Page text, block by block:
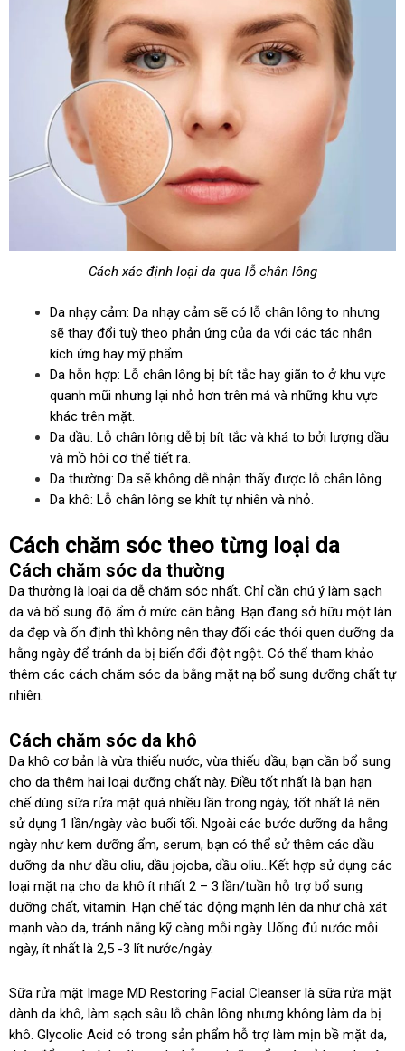
Cách xác định loại da qua lỗ chân lông
Da nhạy cảm: Da nhạy cảm sẽ có lỗ chân lông to nhưng
sẽ thay đổi tuỳ theo phản ứng của da với các tác nhân
kích ứng hay mỹ phẩm.
Da hỗn hợp: Lỗ chân lông bị bít tắc hay giãn to ở khu vực
quanh mũi nhưng lại nhỏ hơn trên má và những khu vực
khác trên mặt.
Da dầu: Lỗ chân lông dễ bị bít tắc và khá to bởi lượng dầu
và mồ hôi cơ thể tiết ra.
Da thường: Da sẽ không dễ nhận thấy được lỗ chân lông.
Da khô: Lỗ chân lông se khít tự nhiên và nhỏ.
Cách chăm sóc theo từng loại da
Cách chăm sóc da thường
Da thường là loại da dễ chăm sóc nhất. Chỉ cần chú ý làm sạch
da và bổ sung độ ẩm ở mức cân bằng. Bạn đang sở hữu một làn
da đẹp và ổn định thì không nên thay đổi các thói quen dưỡng da
hằng ngày để tránh da bị biến đổi đột ngột. Có thể tham khảo
thêm các cách chăm sóc da bằng mặt nạ bổ sung dưỡng chất tự
nhiên.
Cách chăm sóc da khô
Da khô cơ bản là vừa thiếu nước, vừa thiếu dầu, bạn cần bổ sung
cho da thêm hai loại dưỡng chất này. Điều tốt nhất là bạn hạn
chế dùng sữa rửa mặt quá nhiều lần trong ngày, tốt nhất là nên
sử dụng 1 lần/ngày vào buổi tối. Ngoài các bước dưỡng da hằng
ngày như kem dưỡng ẩm, serum, bạn có thể sử thêm các dầu
dưỡng da như dầu oliu, dầu jojoba, dầu oliu…Kết hợp sử dụng các
loại mặt nạ cho da khô ít nhất 2 – 3 lần/tuần hỗ trợ bổ sung
dưỡng chất, vitamin. Hạn chế tác động mạnh lên da như chà xát
mạnh vào da, tránh nắng kỹ càng mỗi ngày. Uống đủ nước mỗi
ngày, ít nhất là 2,5 -3 lít nước/ngày.
Sữa rửa mặt Image MD Restoring Facial Cleanser là sữa rửa mặt
dành da khô, làm sạch sâu lỗ chân lông nhưng không làm da bị
khô. Glycolic Acid có trong sản phẩm hỗ trợ làm mịn bề mặt da,